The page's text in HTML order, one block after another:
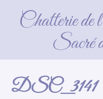
Chatterie
Sacré
DSC_3141